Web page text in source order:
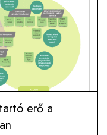
erő a